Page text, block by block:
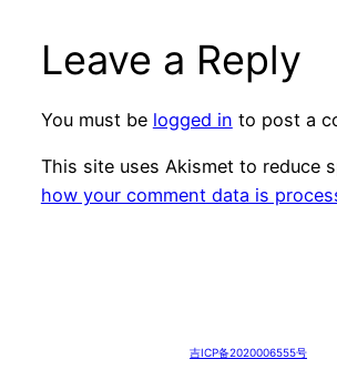
Leave a Reply
You must be logged in to post a
This site uses Akismet to reduce
how your comment data is
吉ICP备2020006555号